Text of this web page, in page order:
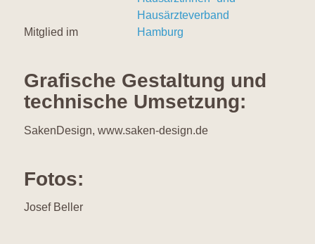
Mitglied im
Grafische Gestaltung und
technische Umsetzung:
SakenDesign, www.saken-design.de
Fotos:
Josef Beller